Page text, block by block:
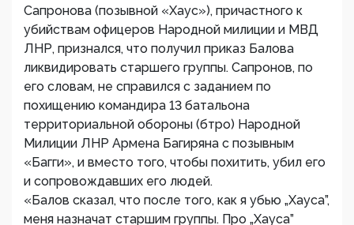
Сапронова (позывной «Хаус»), причастного к
убийствам офицеров Народной милиции и МВД
ЛНР, признался, что получил приказ Балова
ликвидировать старшего группы. Сапронов, по
его словам, не справился с заданием по
похищению командира 13 батальона
территориальной обороны (бтро) Народной
Милиции ЛНР Армена Багиряна с позывным
«Багги», и вместо того, чтобы похитить, убил его
и сопровождавших его людей.
«Балов сказал, что после того, как я убью „Хауса”,
меня назначат старшим группы. Про „Хауса”